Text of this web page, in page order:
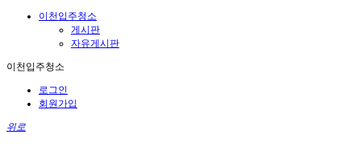
이천입주청소
게시판
자유게시판
이천입주청소
로그인
회원가입
위로